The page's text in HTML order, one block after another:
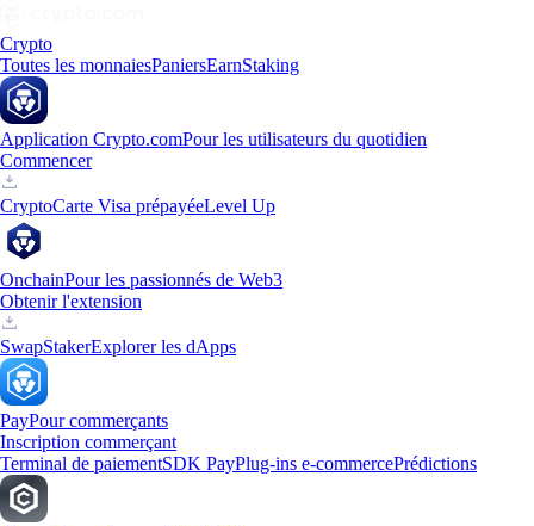
Crypto
Toutes les monnaiesPaniersEarnStaking
Application Crypto.comPour les utilisateurs du quotidien
Commencer
CryptoCarte Visa prépayéeLevel Up
OnchainPour les passionnés de Web3
Obtenir l'extension
SwapStakerExplorer les dApps
PayPour commerçants
Inscription commerçant
Terminal de paiementSDK PayPlug-ins e-commercePrédictions